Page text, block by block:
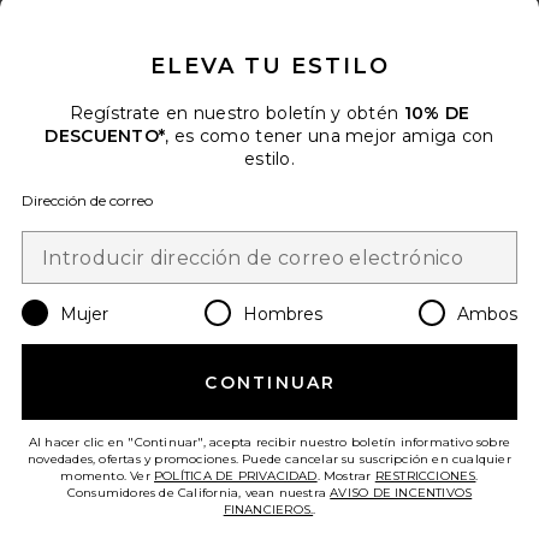
Cuando se suscribe a nuestro boletín enviando su correo
privacidad
Change Country Regions
es USD
Haz una breve encuesta sobre la visita de hoy.¡Vamos!
ATENCIÓN AL CLIENTE
ELEVA TU ESTILO
Regístrate en nuestro boletín y obtén 10% DE
DESCUENTO*, es como tener una mejor amiga con
estilo.
Dirección de correo
Mujer Hombres Ambos
CONTINUAR
Al hacer clic en "Continuar", acepta recibir nuestro boletín informativo sobre
novedades, ofertas y promociones. Puede cancelar su suscripción en cualquier
momento. Ver POLÍTICA DE PRIVACIDAD. Mostrar RESTRICCIONES.
Consumidores de California, vean nuestraAVISO DE INCENTIVOS
FINANCIEROS..